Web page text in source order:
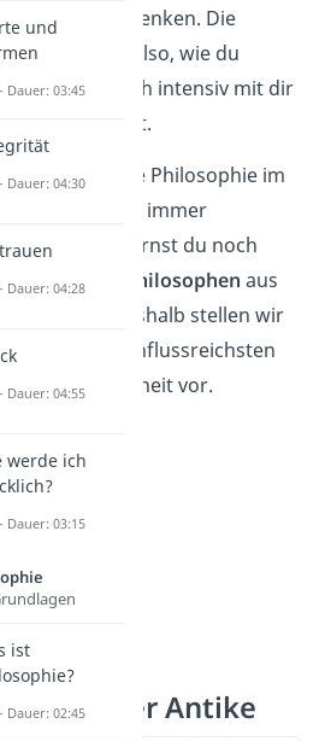
nachzudenken. Die
lehrt dich also, wie du
und dich intensiv mit dir
wenn sich die Philosophie im
Jahrhunderte immer
hat, lernst du noch
von den
Philosophen aus
Deshalb stellen wir
paar der einflussreichsten
der Vergangenheit vor.
der Antike
und
Dauer: 03:45
Dauer: 04:30
Dauer: 04:28
Dauer: 04:55
werde ich
Dauer: 03:15
ist
Dauer: 02:45